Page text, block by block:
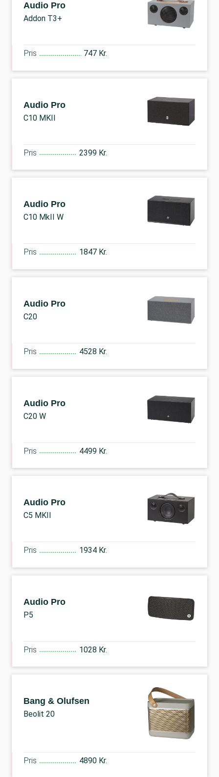
Audio Pro
Addon T3+
Pris 747 Kr.
Audio Pro
C10 MKII
Pris 2399 Kr.
Audio Pro
C10 MkII W
Pris 1847 Kr.
Audio Pro
C20
Pris 4528 Kr.
Audio Pro
C20 W
Pris 4499 Kr.
Audio Pro
C5 MKII
Pris 1934 Kr.
Audio Pro
P5
Pris 1028 Kr.
Bang & Olufsen
Beolit 20
Pris 4890 Kr.